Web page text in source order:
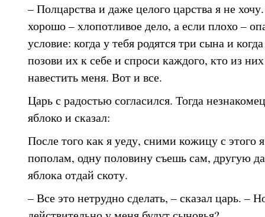
– Полцарства и даже целого царства я не
хорошо – хлопотливое дело, а если плохо –
условие: когда у тебя родятся три сына и
позови их к себе и спроси каждого, кто из
навестить меня. Вот и все.
Царь с радостью согласился. Тогда
яблоко и сказал:
После того как я уеду, сними кожицу с этого
пополам, одну половину съешь сам, другую
яблока отдай скоту.
– Все это нетрудно сделать, – сказал царь. –